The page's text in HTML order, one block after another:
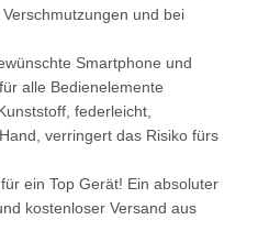
und bei
Smartphone und
alle Bedienelemente
federleicht,
verringert das Risiko fürs
ein Top Gerät! Ein absoluter
kostenloser Versand aus